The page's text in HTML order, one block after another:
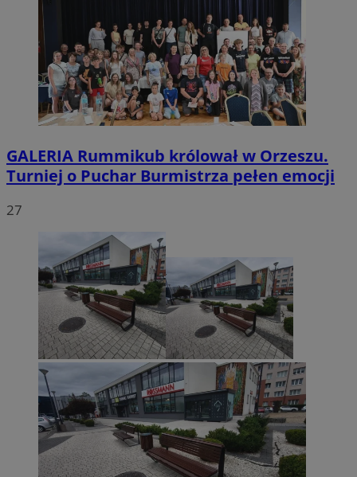
GALERIA Rummikub królował w Orzeszu.
Turniej o Puchar Burmistrza pełen emocji
27